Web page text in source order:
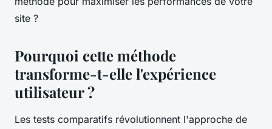
site ?
Pourquoi cette méthode
transforme-t-elle l'expérience
utilisateur ?
Les tests comparatifs révolutionnent l'approche de